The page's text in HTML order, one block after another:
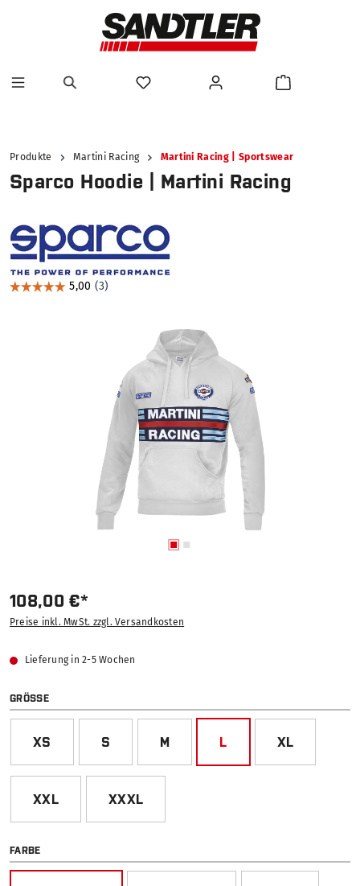
Produkte Martini Racing Martini Racing | Sportswear
Sparco Hoodie | Martini Racing
108,00 €*
Preise inkl. MwSt. zzgl. Versandkosten
Lieferung in 2-5 Wochen
GRÖSSE AUSWÄHLEN
XS S M L XL
XXL XXXL
FARBEAUSWÄHLEN